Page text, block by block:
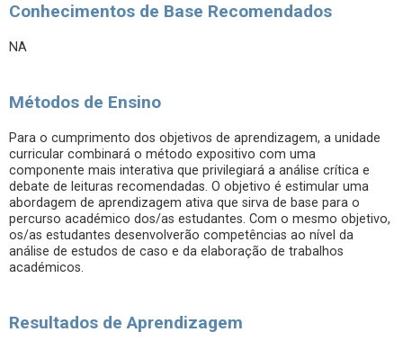
Conhecimentos de Base Recomendados
NA
Métodos de Ensino
Para o cumprimento dos objetivos de aprendizagem, a unidade
curricular combinará o método expositivo com uma
componente mais interativa que privilegiará a análise crítica e
debate de leituras recomendadas. O objetivo é estimular uma
abordagem de aprendizagem ativa que sirva de base para o
percurso académico dos/as estudantes. Com o mesmo objetivo,
os/as estudantes desenvolverão competências ao nível da
análise de estudos de caso e da elaboração de trabalhos
académicos.
Resultados de Aprendizagem